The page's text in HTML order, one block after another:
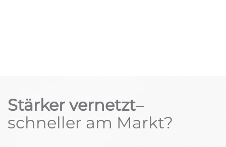
Stärker vernetzt–
schneller am Markt?